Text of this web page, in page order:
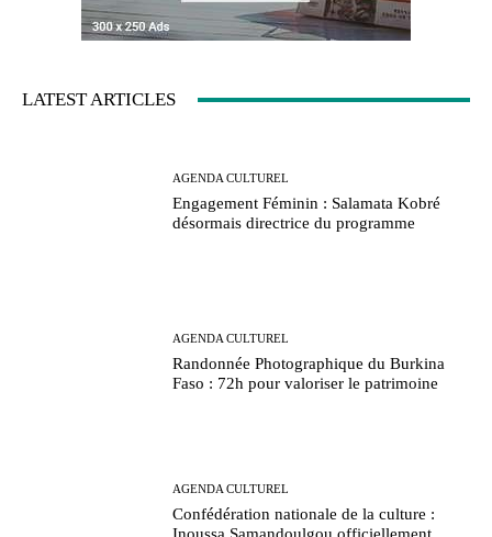
LATEST ARTICLES
AGENDA CULTUREL
Engagement Féminin : Salamata Kobré
désormais directrice du programme
AGENDA CULTUREL
Randonnée Photographique du Burkina
Faso : 72h pour valoriser le patrimoine
AGENDA CULTUREL
Confédération nationale de la culture :